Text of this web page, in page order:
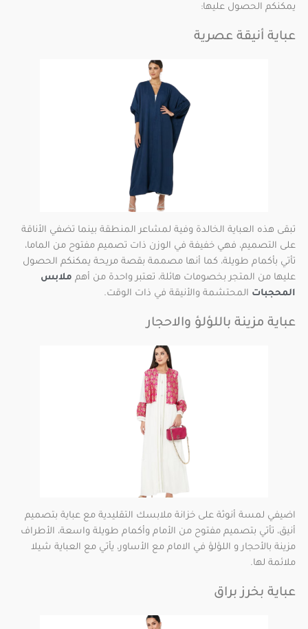
يمكنكم الحصول عليها:
عباية أنيقة عصرية
تبقى هذه العباية الخالدة وفية لمشاعر المنطقة بينما تضفي الأناقة
على التصميم، فهي خفيفة في الوزن ذات تصميم مفتوح من الماما،
تأتي بأكمام طويلة، كما أنها مصممة بقصة مريحة يمكنكم الحصول
عليها من المتجر بخصومات هائلة، تعتبر واحدة من أهم ملابس
المحجبات المحتشمة والأنيقة في ذات الوقت.
عباية مزينة باللؤلؤ والاحجار
اضيفي لمسة أنوثة على خزانة ملابسك التقليدية مع عباية بتصميم
أنيق، تأتي بتصميم مفتوح من الأمام وأكمام طويلة واسعة، الأطراف
مزينة بالأحجار و اللؤلؤ في الامام مع الأساور، يأتي مع العباية شيلا
ملائمة لها.
عباية بخرز براق